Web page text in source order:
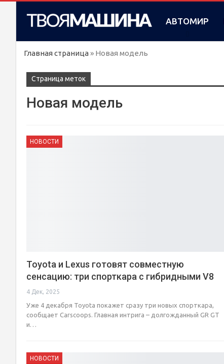
АВТОМИР
Главная страница » Новая модель
Cтраница меток
Новая модель
НОВОСТИ
Toyota и Lexus готовят совместную
сенсацию: три спорткара с гибридными V8
4 Дек, 2025
Уже 4 декабря Toyota покажет сразу три новых спорткара,
сообщает Carscoops. Главная интрига – долгожданный GR GT
и…
НОВОСТИ